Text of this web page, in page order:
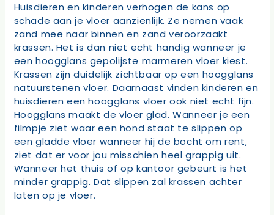
Huisdieren en kinderen verhogen de kans op
schade aan je vloer aanzienlijk. Ze nemen vaak
zand mee naar binnen en zand veroorzaakt
krassen. Het is dan niet echt handig wanneer je
een hoogglans gepolijste marmeren vloer kiest.
Krassen zijn duidelijk zichtbaar op een hoogglans
natuurstenen vloer. Daarnaast vinden kinderen en
huisdieren een hoogglans vloer ook niet echt fijn.
Hoogglans maakt de vloer glad. Wanneer je een
filmpje ziet waar een hond staat te slippen op
een gladde vloer wanneer hij de bocht om rent,
ziet dat er voor jou misschien heel grappig uit.
Wanneer het thuis of op kantoor gebeurt is het
minder grappig. Dat slippen zal krassen achter
laten op je vloer.